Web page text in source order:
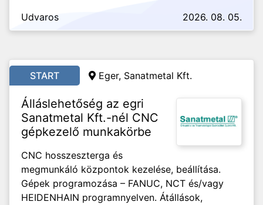
Udvaros 2026. 08. 05.
START Eger, Sanatmetal Kft.
Álláslehetőség az egri
Sanatmetal Kft.-nél CNC
gépkezelő munkakörbe
CNC hosszeszterga és
megmunkáló központok kezelése, beállítása.
Gépek programozása – FANUC, NCT és/vagy
HEIDENHAIN programnyelven. Átállások,